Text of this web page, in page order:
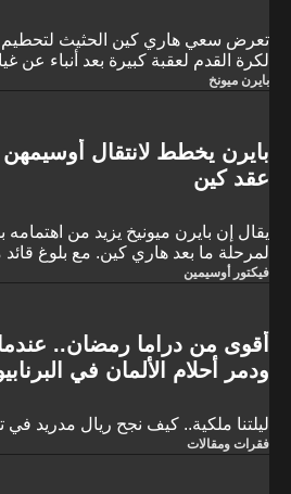
تعرض سعي هاري كين الحثيث لتحطيم
لكرة القدم لعقبة كبيرة بعد أنباء عن
بايرن ميونيخ المقبلة مع بوروسيا
بايرن ميونخ
بايرن يخطط لانتقال
عقد كين
يقال إن بايرن ميونيخ يزيد من
التكهنات حول وضع عقده، يحرص
فيكتور أوسيمين
أقوى من دراما رمضان..
ودمر أحلام الألمان في
ليلتنا ملكية.. كيف نجح ريال مدريد في
فقرات ومقالات